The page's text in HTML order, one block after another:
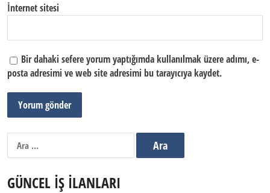
İnternet sitesi
Bir dahaki sefere yorum yaptığımda kullanılmak üzere adımı, e-
posta adresimi ve web site adresimi bu tarayıcıya kaydet.
GÜNCEL İŞ İLANLARI